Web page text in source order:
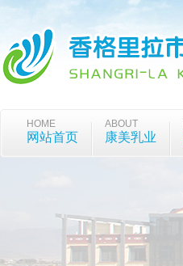
HOME
网站首页
ABOUT
康美乳业